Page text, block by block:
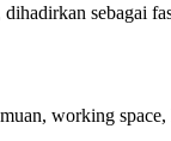
sebagai
working